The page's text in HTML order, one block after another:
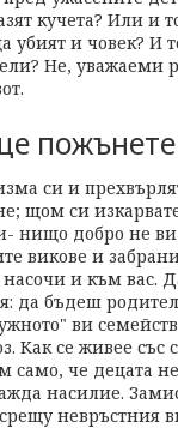
кучета? Или и
убият и човек? И
Не, уважаеми
си и
щом си
нищо добро не
викове и
и към вас.
да бъдеш
ви
се живее със
само, че децата
насилие.
невръстния